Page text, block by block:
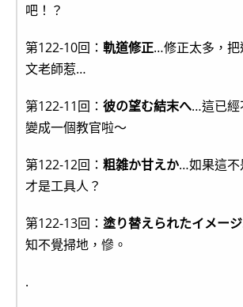
吧！？
第122-10回： 軌道修正…修正太多，把
文老師惹…
第122-11回： 彼の望む結末へ…這已經
變成一個教官啦～
第122-12回： 粗雑か甘えか…如果這不
才是工具人？
第122-13回： 塗り替えられたイメージ
知不覺掃地，慘。
.